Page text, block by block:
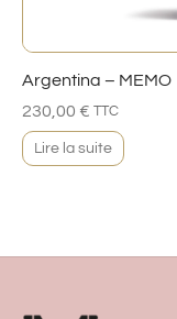
Argentina – MEMO
230,00 € TTC
Lire la suite